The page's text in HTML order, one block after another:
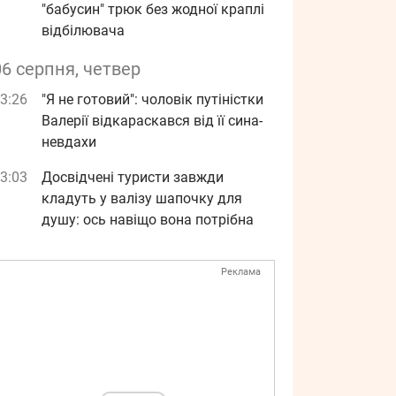
"бабусин" трюк без жодної краплі
відбілювача
серпня, четвер
"Я не готовий": чоловік путіністки
Валерії відкараскався від її сина-
невдахи
Досвідчені туристи завжди
кладуть у валізу шапочку для
душу: ось навіщо вона потрібна
Реклама